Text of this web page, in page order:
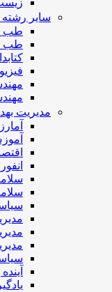
سایر
طب
طب
مدیریت